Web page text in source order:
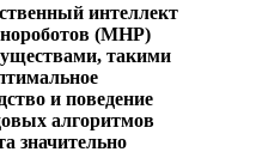
интеллект
(МНР)
такими
и поведение
алгоритмов
значительно